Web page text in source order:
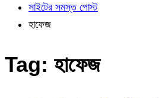
সাইটের সমস্ত পোস্ট
হাফেজ
Tag: হাফেজ